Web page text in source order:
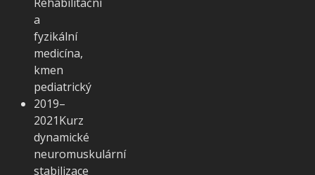
a
fyzikální
medicína,
kmen
pediatrický
2019–
2021Kurz
dynamické
neuromuskulární
stabilizace